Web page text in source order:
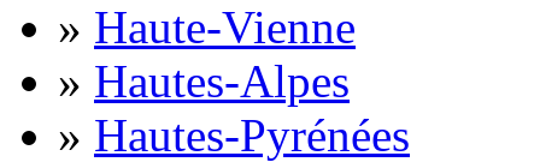
» Haute-Vienne
» Hautes-Alpes
» Hautes-Pyrénées